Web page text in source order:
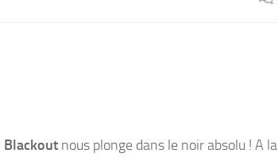
Blackout nous plonge dans le noir absolu ! A la